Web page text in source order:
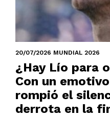
20/07/2026 MUNDIAL 2026
¿Hay Lío para
Con un
rompió el
derrota en la